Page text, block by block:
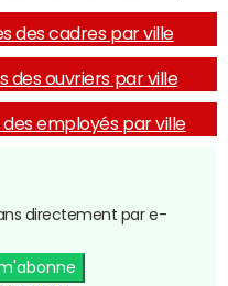
des cadres par ville
des ouvriers par ville
employés par ville
directement par e-